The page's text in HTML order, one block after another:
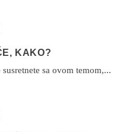
KAKO?
sa ovom temom,...